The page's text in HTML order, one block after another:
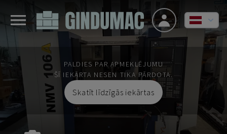
PALDIES PAR APMEKLĒJUMU
ŠĪ IEKĀRTA NESEN TIKA PĀRDOTA.
Skatīt līdzīgās iekārtas